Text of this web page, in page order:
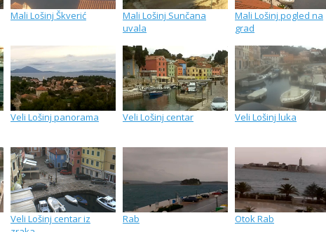
Mali Lošinj Škverić
Mali Lošinj Sunčana
uvala
Mali Lošinj pogled na
grad
Veli Lošinj panorama Veli Lošinj centar Veli Lošinj luka
Veli Lošinj centar iz
Rab Otok Rab